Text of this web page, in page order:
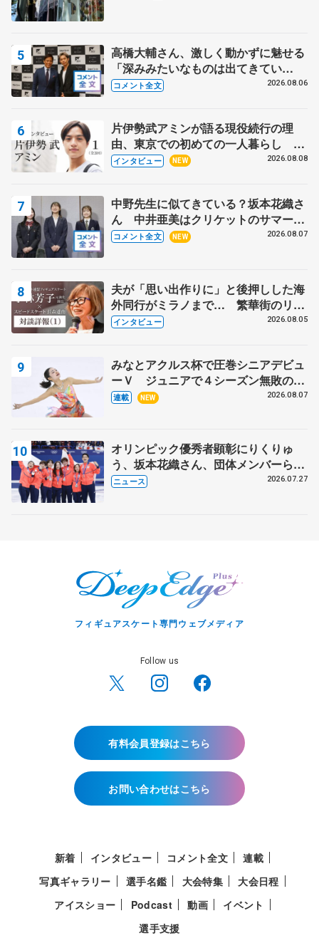
高橋大輔さん、激しく動かずに魅せる
「深みみたいなものは出てきてい
る？」 〝兄さん〟と慕うレジェンド
コメント全文 2026.08.06
片伊勢武アミンが語る現役続行の理
由、東京での初めての一人暮らし 注
目スケーターの「今」に迫る
インタビュー NEW 2026.08.08
中野先生に似てきている？坂本花織さ
ん 中井亜美はクリケットのサマーキ
ャンプに 島田麻央はたくさん試合に
コメント全文 NEW 2026.08.07
夫が「思い出作りに」と後押しした海
外同行がミラノまで… 繁華街のリン
クでは不良のお兄さんも味方に 小林
インタビュー 2026.08.05
みなとアクルス杯で圧巻シニアデビュ
ーＶ ジュニアで４シーズン無敗の島
田麻央
連載 NEW 2026.08.07
オリンピック優秀者顕彰にりくりゅ
う、坂本花織さん、団体メンバーら
8月7日に文科省が表彰式、ブルーノ・
ニュース 2026.07.27
フィギュアスケート専門ウェブメディア
Follow us
有料会員登録はこちら
お問い合わせはこちら
新着 インタビュー コメント全文
連載
写真ギャラリー
選手名鑑 大会特集
大会日程
アイスショー
Podcast 動画
イベント
選手支援